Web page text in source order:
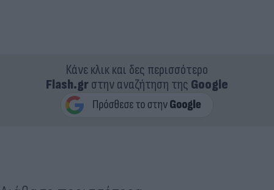
Κάνε κλικ και δες περισσότερο
Flash.grστην αναζήτηση της Google